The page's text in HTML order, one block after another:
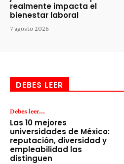
realmente impacta el
bienestar laboral
7 agosto 2026
DEBES LEER
Debes leer...
Las 10 mejores
universidades de México:
reputación, diversidad y
empleabilidad las
distinguen